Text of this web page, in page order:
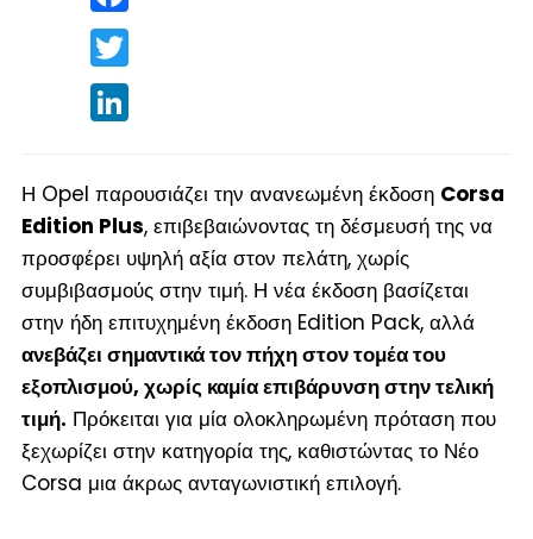
Twitter
LinkedIn
Η Opel παρουσιάζει την ανανεωμένη έκδοση Corsa
Edition Plus, επιβεβαιώνοντας τη δέσμευσή της να
προσφέρει υψηλή αξία στον πελάτη, χωρίς
συμβιβασμούς στην τιμή. Η νέα έκδοση βασίζεται
στην ήδη επιτυχημένη έκδοση Edition Pack, αλλά
ανεβάζει σημαντικά τον πήχη στον τομέα του
εξοπλισμού, χωρίς καμία επιβάρυνση στην τελική
τιμή. Πρόκειται για μία ολοκληρωμένη πρόταση που
ξεχωρίζει στην κατηγορία της, καθιστώντας το Νέο
Corsa μια άκρως ανταγωνιστική επιλογή.